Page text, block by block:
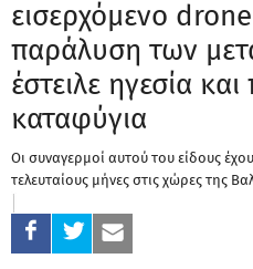
εισερχόμενο
παράλυση των
έστειλε ηγεσία
καταφύγια
Οι συναγερμοί αυτού του είδους
τελευταίους μήνες στις χώρες της